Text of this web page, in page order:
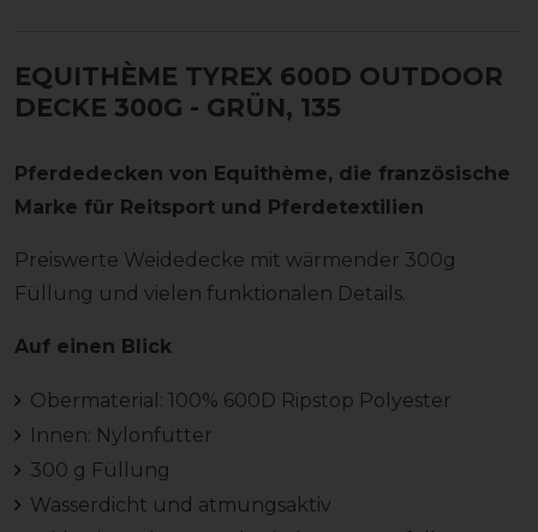
EQUITHÈME TYREX 600D OUTDOOR
DECKE 300G - GRÜN, 135
Pferdedecken von Equithème, die französische
Marke für Reitsport und Pferdetextilien
Preiswerte Weidedecke mit wärmender 300g
Füllung und vielen funktionalen Details.
Auf einen Blick
Obermaterial: 100% 600D Ripstop Polyester
Innen: Nylonfutter
300 g Füllung
Wasserdicht und atmungsaktiv